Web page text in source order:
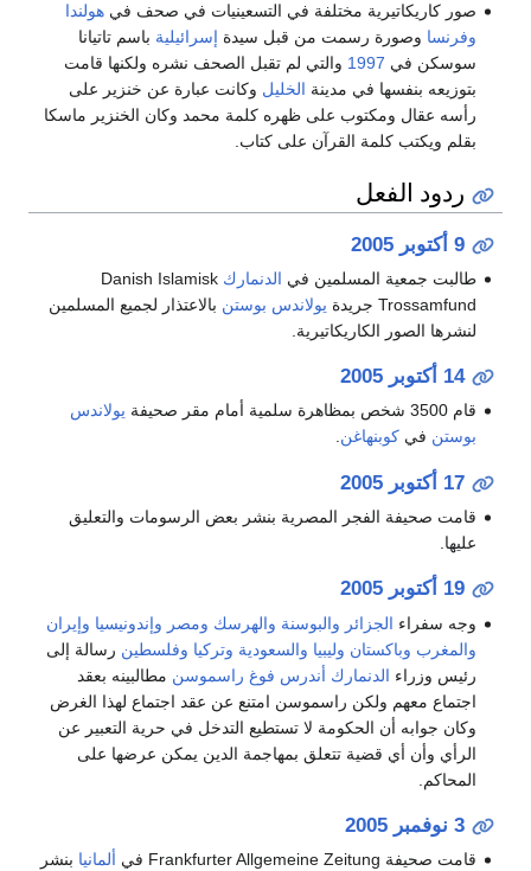
صور كاريكاتيرية مختلفة في التسعينيات في صحف فيهولندا
وفرنسا وصورة رسمت من قبل سيدة إسرائيلية باسم تاتيانا
سوسكن في 1997 والتي لم تقبل الصحف نشره ولكنها قامت
بتوزيعه بنفسها في مدينة الخليل وكانت عبارة عن خنزير على
رأسه عقال ومكتوب على ظهره كلمة محمد وكان الخنزير ماسكا
بقلم ويكتب كلمة القرآن على كتاب.
ردود الفعل
9 أكتوبر 2005
طالبت جمعية المسلمين في الدنمارك Danish Islamisk
Trossamfund جريدة
يولاندس بوستن بالاعتذار لجميع المسلمين
لنشرها الصور الكاريكاتيرية.
14 أكتوبر 2005
قام 3500 شخص بمظاهرة سلمية أمام مقر صحيفة
يولاندس
بوستن فيكوبنهاغن.
17 أكتوبر 2005
قامت صحيفة الفجر المصرية بنشر بعض الرسومات والتعليق
عليها.
19 أكتوبر 2005
وجه سفراء الجزائر والبوسنة والهرسك ومصر وإندونيسيا وإيران
والمغرب وباكستان وليبيا والسعودية وتركيا وفلسطين رسالة إلى
رئيس وزراء الدنمارك أندرس فوغ راسموسن مطالبينه بعقد
اجتماع معهم ولكن راسموسن امتنع عن عقد اجتماع لهذا الغرض
وكان جوابه أن الحكومة لا تستطيع التدخل في حرية التعبير عن
الرأي وأن أي قضية تتعلق بمهاجمة الدين يمكن عرضها على
المحاكم.
3 نوفمبر 2005
قامت صحيفة Frankfurter Allgemeine Zeitung في ألمانيا بنشر